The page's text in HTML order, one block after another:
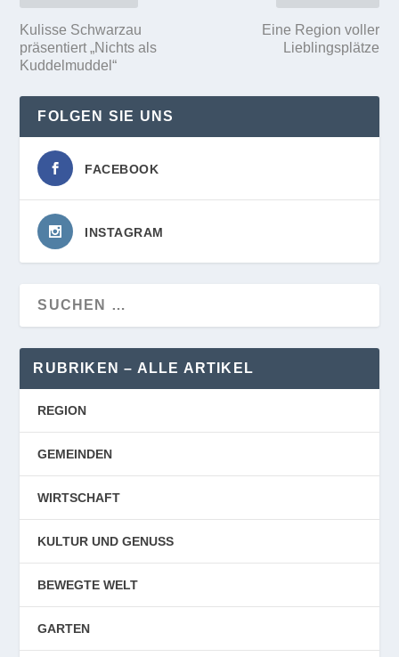
Kulisse Schwarzau
präsentiert „Nichts als
Kuddelmuddel“
Eine Region voller
Lieblingsplätze
FOLGEN SIE UNS
FACEBOOK
INSTAGRAM
RUBRIKEN – ALLE ARTIKEL
REGION
GEMEINDEN
WIRTSCHAFT
KULTUR UND GENUSS
BEWEGTE WELT
GARTEN